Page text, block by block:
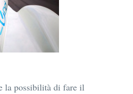
la possibilità di fare il